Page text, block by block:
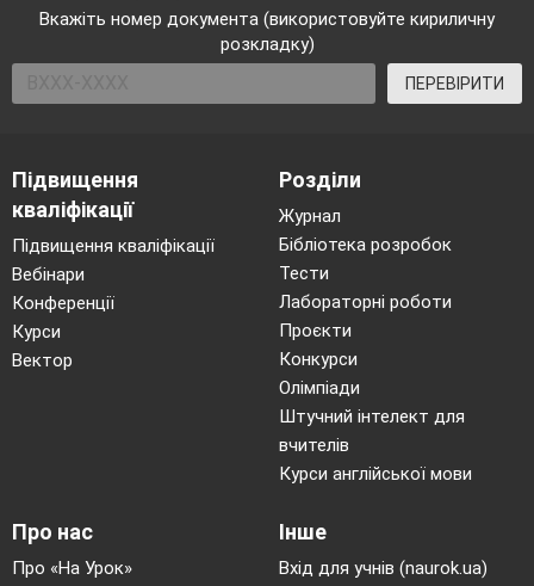
Вкажіть номер документа (використовуйте кириличну
розкладку)
ПЕРЕВІРИТИ
Підвищення
кваліфікації
Підвищення кваліфікації
Вебінари
Конференції
Курси
Вектор
Розділи
Журнал
Бібліотека розробок
Тести
Лабораторні роботи
Проєкти
Конкурси
Олімпіади
Штучний інтелект для
вчителів
Курси англійської мови
Про нас
Про «На Урок»
Інше
Вхід для учнів (naurok.ua)